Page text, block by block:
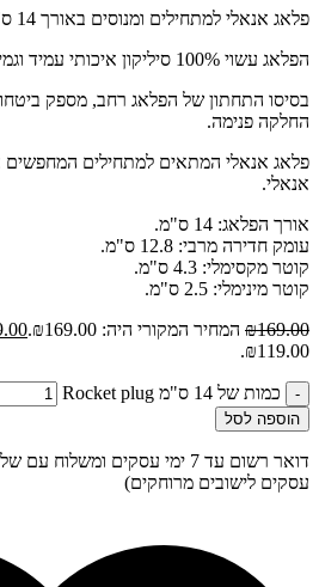
פלאג אנאלי למתחילים ומנוסים באורך 14 ס"מ.
הפלאג עשוי 100% סיליקון איכותי עמיד וגמיש לנוחות מירבית.
בסיסו התחתון של הפלאג רחב, מספק
החלקה פנימה.
פלאג אנאלי המתאים למתחילים המחפשים
אנאלי.
אורך הפלאג: 14 ס"מ.
עומק חדירה מרבי: 12.8 ס"מ.
קוטר מקסימלי: 4.3 ס"מ.
קוטר מינימלי: 2.5 ס"מ.
₪169.00 המחיר המקורי היה: ₪169.00.
₪119.00.
- כמות של 14 ס"מ Rocket plug
הוספה לסל
עסקים לישובים מרוחקים)